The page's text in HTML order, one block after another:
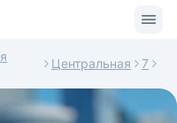
Центральная 7